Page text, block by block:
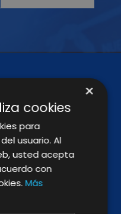
×
cookies
para
usuario. Al
usted acepta
con
Más